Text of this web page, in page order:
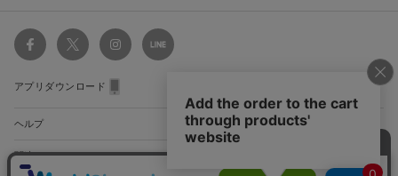
アプリダウンロード
ヘルプ
ショッピングガイド
関連サイト